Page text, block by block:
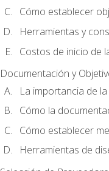
Cómo establecer
Herramientas y
Costos de inicio de
Documentación y
La importancia de
Cómo la
Cómo establecer
Herramientas de